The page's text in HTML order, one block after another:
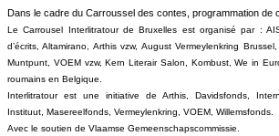
Dans le cadre du Carroussel des contes, programmation de
Le Carrousel Interlitratour de Bruxelles est organisé par :
d’écrits, Altamirano, Arthis vzw, August Vermeylenkring
Muntpunt, VOEM vzw, Kern Literair Salon, Kombust, We in
roumains en Belgique.
Interlitratour est une initiative de Arthis, Davidsfonds,
Instituut, Masereelfonds, Vermeylenkring, VOEM, Willemsfonds.
Avec le soutien de Vlaamse Gemeenschapscommissie.